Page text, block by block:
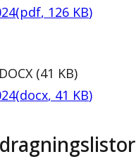
(pdf, 126 KB)
(41 KB)
(docx, 41 KB)